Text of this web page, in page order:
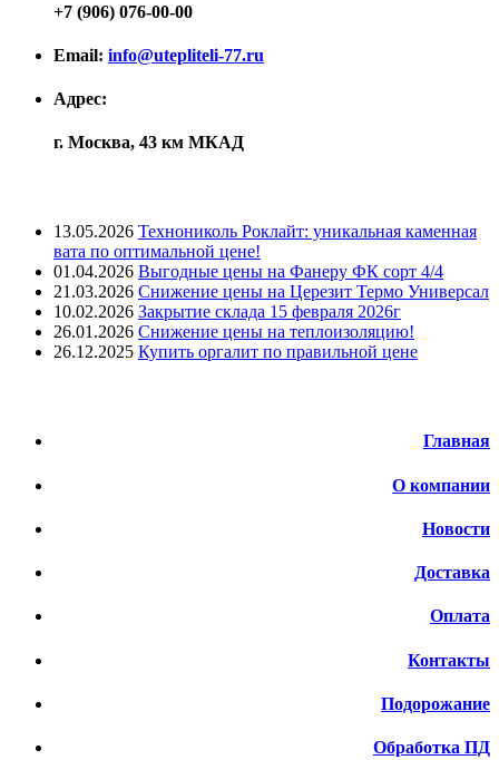
+7 (906) 076-00-00
Email: info@utepliteli-77.ru
Адрес:
г. Москва, 43 км МКАД
13.05.2026 Технониколь Роклайт: уникальная каменная
вата по оптимальной цене!
01.04.2026 Выгодные цены на Фанеру ФК сорт 4/4
21.03.2026 Снижение цены на Церезит Термо Универсал
10.02.2026 Закрытие склада 15 февраля 2026г
26.01.2026 Снижение цены на теплоизоляцию!
26.12.2025 Купить оргалит по правильной цене
Главная
О компании
Новости
Доставка
Оплата
Контакты
Подорожание
Обработка ПД